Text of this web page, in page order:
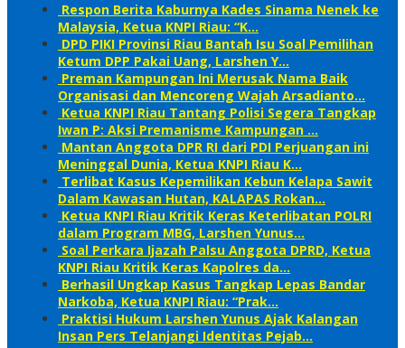
Respon Berita Kaburnya Kades Sinama Nenek ke
Malaysia, Ketua KNPI Riau: “K…
DPD PIKI Provinsi Riau Bantah Isu Soal Pemilihan
Ketum DPP Pakai Uang, Larshen Y…
Preman Kampungan Ini Merusak Nama Baik
Organisasi dan Mencoreng Wajah Arsadianto…
Ketua KNPI Riau Tantang Polisi Segera Tangkap
Iwan P: Aksi Premanisme Kampungan …
Mantan Anggota DPR RI dari PDI Perjuangan ini
Meninggal Dunia, Ketua KNPI Riau K…
Terlibat Kasus Kepemilikan Kebun Kelapa Sawit
Dalam Kawasan Hutan, KALAPAS Rokan…
Ketua KNPI Riau Kritik Keras Keterlibatan POLRI
dalam Program MBG, Larshen Yunus…
Soal Perkara Ijazah Palsu Anggota DPRD, Ketua
KNPI Riau Kritik Keras Kapolres da…
Berhasil Ungkap Kasus Tangkap Lepas Bandar
Narkoba, Ketua KNPI Riau: “Prak…
Praktisi Hukum Larshen Yunus Ajak Kalangan
Insan Pers Telanjangi Identitas Pejab…